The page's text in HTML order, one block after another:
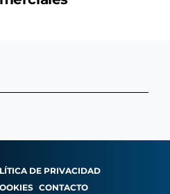
DE PRIVACIDAD
CONTACTO